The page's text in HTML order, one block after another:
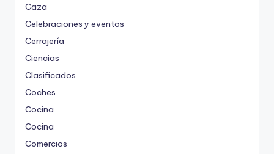
Caza
Celebraciones y eventos
Cerrajería
Ciencias
Clasificados
Coches
Cocina
Cocina
Comercios